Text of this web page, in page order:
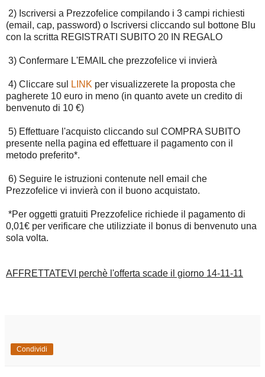
2) Iscriversi a Prezzofelice compilando i 3 campi richiesti
(email, cap, password) o Iscriversi cliccando sul bottone Blu
con la scritta REGISTRATI SUBITO 20 IN REGALO
3) Confermare L'EMAIL che prezzofelice vi invierà
4) Cliccare sul LINK per visualizzerete la proposta che
pagherete 10 euro in meno (in quanto avete un credito di
benvenuto di 10 €)
5) Effettuare l'acquisto cliccando sul COMPRA SUBITO
presente nella pagina ed effettuare il pagamento con il
metodo preferito*.
6) Seguire le istruzioni contenute nell email che
Prezzofelice vi invierà con il buono acquistato.
*Per oggetti gratuiti Prezzofelice richiede il pagamento di
0,01€ per verificare che utilizziate il bonus di benvenuto una
sola volta.
AFFRETTATEVI perchè l'offerta scade il giorno 14-11-11
Condividi